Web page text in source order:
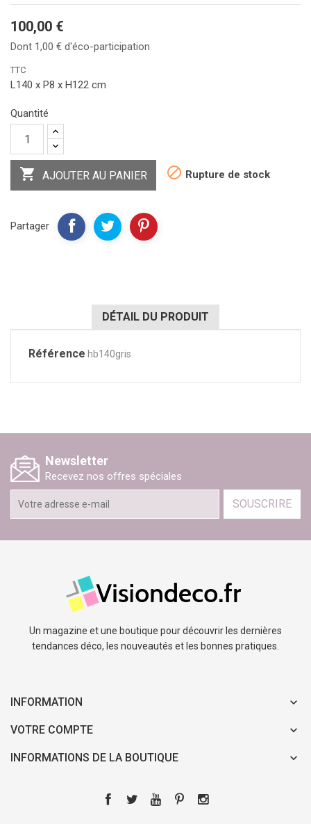
100,00 €
Dont 1,00 € d'éco-participation
TTC
L140 x P8 x H122 cm
Quantité
 AJOUTER AU PANIER  Rupture de stock
Partager
DÉTAIL DU PRODUIT
Référence hb140gris
Newsletter
Recevez nos offres spéciales
SOUSCRIRE
Un magazine et une boutique pour découvrir les dernières
tendances déco, les nouveautés et les bonnes pratiques.
INFORMATION
VOTRE COMPTE
INFORMATIONS DE LA BOUTIQUE